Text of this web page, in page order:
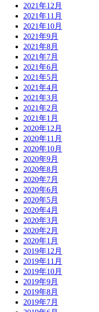
2021年12月
2021年11月
2021年10月
2021年9月
2021年8月
2021年7月
2021年6月
2021年5月
2021年4月
2021年3月
2021年2月
2021年1月
2020年12月
2020年11月
2020年10月
2020年9月
2020年8月
2020年7月
2020年6月
2020年5月
2020年4月
2020年3月
2020年2月
2020年1月
2019年12月
2019年11月
2019年10月
2019年9月
2019年8月
2019年7月